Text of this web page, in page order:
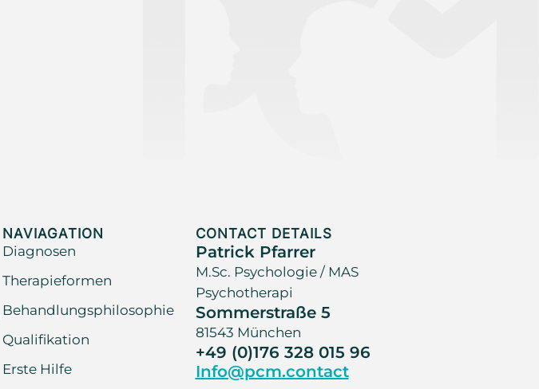
NAVIAGATION
Diagnosen
Therapieformen
Behandlungsphilosophie
Qualifikation
Erste Hilfe
CONTACT DETAILS
Patrick Pfarrer
M.Sc. Psychologie / MAS
Psychotherapi
Sommerstraße 5
81543 München
+49 (0)176 328 015 96
Info@pcm.contact